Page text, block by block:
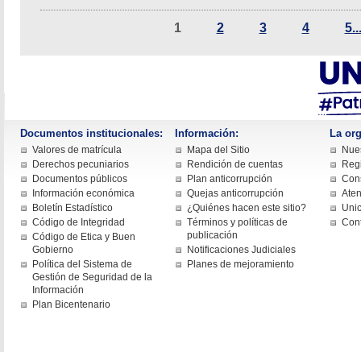
1 2 3 4 5...
Documentos institucionales:
Valores de matrícula
Derechos pecuniarios
Documentos públicos
Información económica
Boletín Estadístico
Código de Integridad
Código de Etica y Buen
Gobierno
Política del Sistema de
Gestión de Seguridad de la
Información
Plan Bicentenario
Información:
Mapa del Sitio
Rendición de cuentas
Plan anticorrupción
Quejas anticorrupción
¿Quiénes hacen este sitio?
Términos y políticas de
publicación
Notificaciones Judiciales
Planes de mejoramiento
La